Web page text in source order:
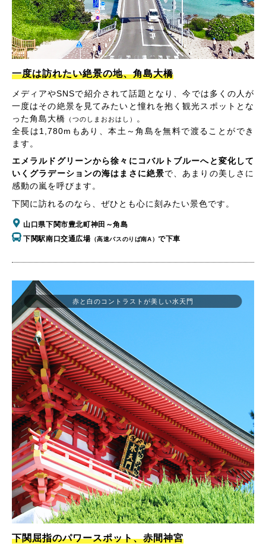
一度は訪れたい絶景の地、角島大橋
メディアやSNSで紹介されて話題となり、今では多くの人が
一度はその絶景を見てみたいと憧れを抱く観光スポットとな
った角島大橋 （つのしまおおはし）
。
全長は1,780mもあり、本土～角島を無料で渡ることができ
ます。
エメラルドグリーンから徐々にコバルトブルーへと変化して
いくグラデーションの海はまさに絶景で、あまりの美しさに
感動の嵐を呼びます。
下関に訪れるのなら、ぜひとも心に刻みたい景色です。
山口県下関市豊北町神田～角島
下関駅南口交通広場 （高速バスのりば南A）で下車
下関屈指のパワースポット、赤間神宮
赤と白のコントラストが美しい水天門